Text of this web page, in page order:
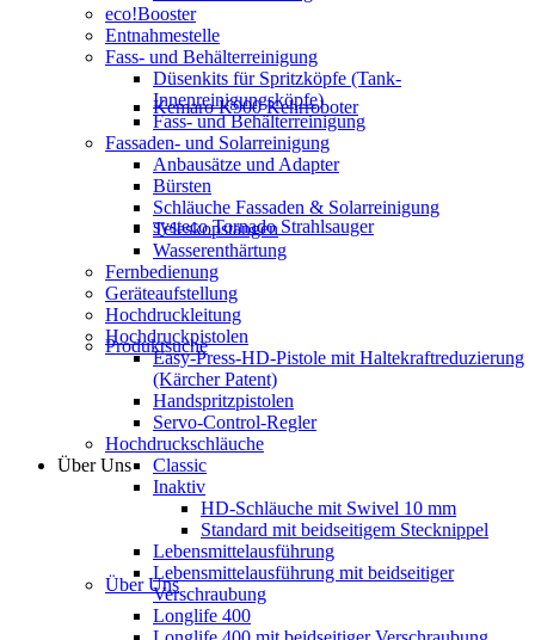
Kemaro K900 Kehrroboter
systeco Tornado Strahlsauger
Produktsuche
Über Uns
Über Uns
eco!Booster
Entnahmestelle
Fass- und Behälterreinigung
Düsenkits für Spritzköpfe (Tank-
Innenreinigungsköpfe)
Fass- und Behälterreinigung
Fassaden- und Solarreinigung
Anbausätze und Adapter
Bürsten
Schläuche Fassaden & Solarreinigung
Teleskopstangen
Wasserenthärtung
Fernbedienung
Geräteaufstellung
Hochdruckleitung
Hochdruckpistolen
Easy-Press-HD-Pistole mit Haltekraftreduzierung
(Kärcher Patent)
Handspritzpistolen
Servo-Control-Regler
Hochdruckschläuche
Classic
Inaktiv
HD-Schläuche mit Swivel 10 mm
Standard mit beidseitigem Stecknippel
Lebensmittelausführung
Lebensmittelausführung mit beidseitiger
Verschraubung
Longlife 400